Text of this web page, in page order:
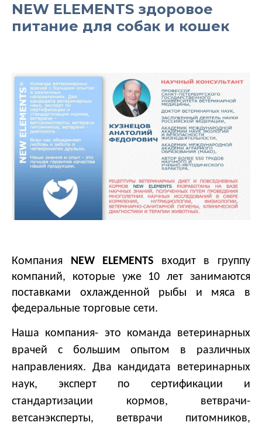
NEW ELEMENTS здоровое
питание для собак и кошек
Компания NEW ELEMENTS
входит в группу
компаний, которые уже 10 лет занимаются
поставками охлажденной рыбы и мяса в
федеральные торговые сети.
Наша компания- это команда ветеринарных
врачей с большим опытом в различных
направлениях. Два кандидата ветеринарных
наук, эксперт по сертификации и
стандартизации кормов, ветврачи-
ветсанэксперты, ветврачи питомников,